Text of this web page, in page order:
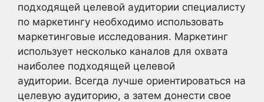
подходящей целевой аудитории специалисту
по маркетингу необходимо использовать
маркетинговые исследования. Маркетинг
использует несколько каналов для охвата
наиболее подходящей целевой
аудитории. Всегда лучше ориентироваться на
целевую аудиторию, а затем донести свое